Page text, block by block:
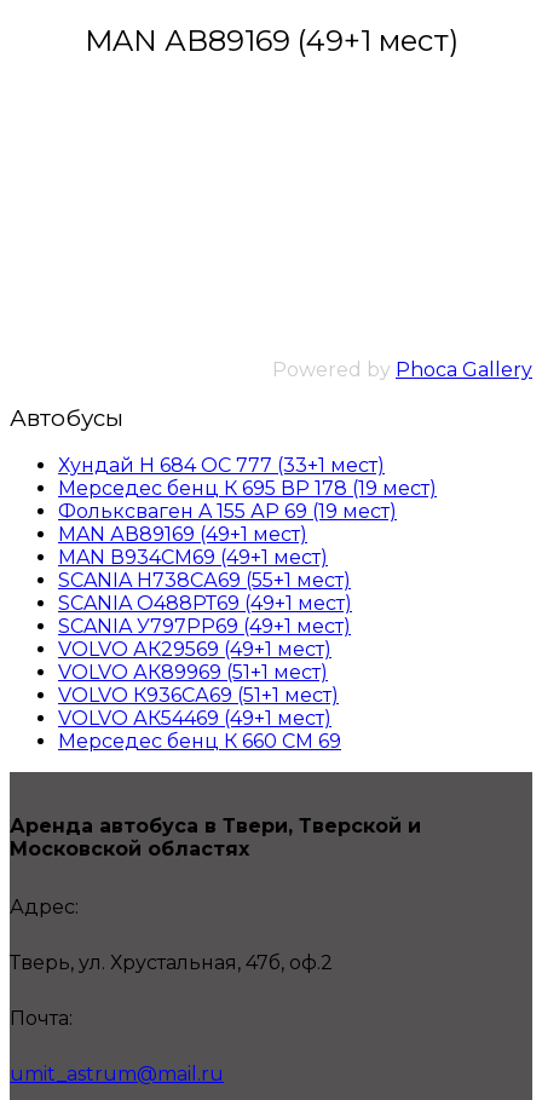
MAN АВ89169 (49+1 мест)
Powered by Phoca Gallery
Автобусы
Хундай Н 684 ОС 777 (33+1 мест)
Мерседес бенц К 695 ВР 178 (19 мест)
Фольксваген A 155 АP 69 (19 мест)
MAN АВ89169 (49+1 мест)
MAN В934СМ69 (49+1 мест)
SCANIA Н738СА69 (55+1 мест)
SCANIA О488РТ69 (49+1 мест)
SCANIA У797РР69 (49+1 мест)
VOLVO АК29569 (49+1 мест)
VOLVO АК89969 (51+1 мест)
VOLVO К936СА69 (51+1 мест)
VOLVO АК54469 (49+1 мест)
Мерседес бенц К 660 СМ 69
Аренда автобуса в Твери, Тверской и
Московской областях
Адрес:
Тверь, ул. Хрустальная, 47б, оф.2
Почта:
umit_astrum@mail.ru